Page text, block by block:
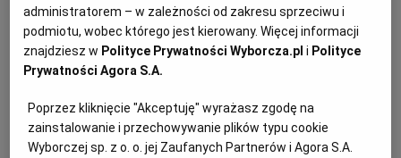
końcówki plastikowe, inni metalowe. Co
powinniśmy teraz zrobić? Czy w przyszłości
najlepiej będzie zmieniać istniejący załącznik do
publikować nowy załącznik pod zmianami siwz ?
administratorem – w zależności od zakresu sprzeciwu i
podmiotu, wobec którego jest kierowany. Więcej informacji
znajdziesz w Polityce Prywatności Wyborcza.pl i Polityce
Prywatności Agora S.A.
Poprzez kliknięcie "Akceptuję" wyrażasz zgodę na
zainstalowanie i przechowywanie plików typu cookie
Wyborczej sp. z o. o. jej Zaufanych Partnerów i Agora S.A.